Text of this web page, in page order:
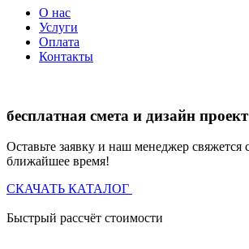
О нас
Услуги
Оплата
Контакты
бесплатная смета и дизайн проект
Оставьте заявку и наш менеджер свяжется
ближайшее время!
СКАЧАТЬ КАТАЛОГ
Быстрый рассчёт стоимости